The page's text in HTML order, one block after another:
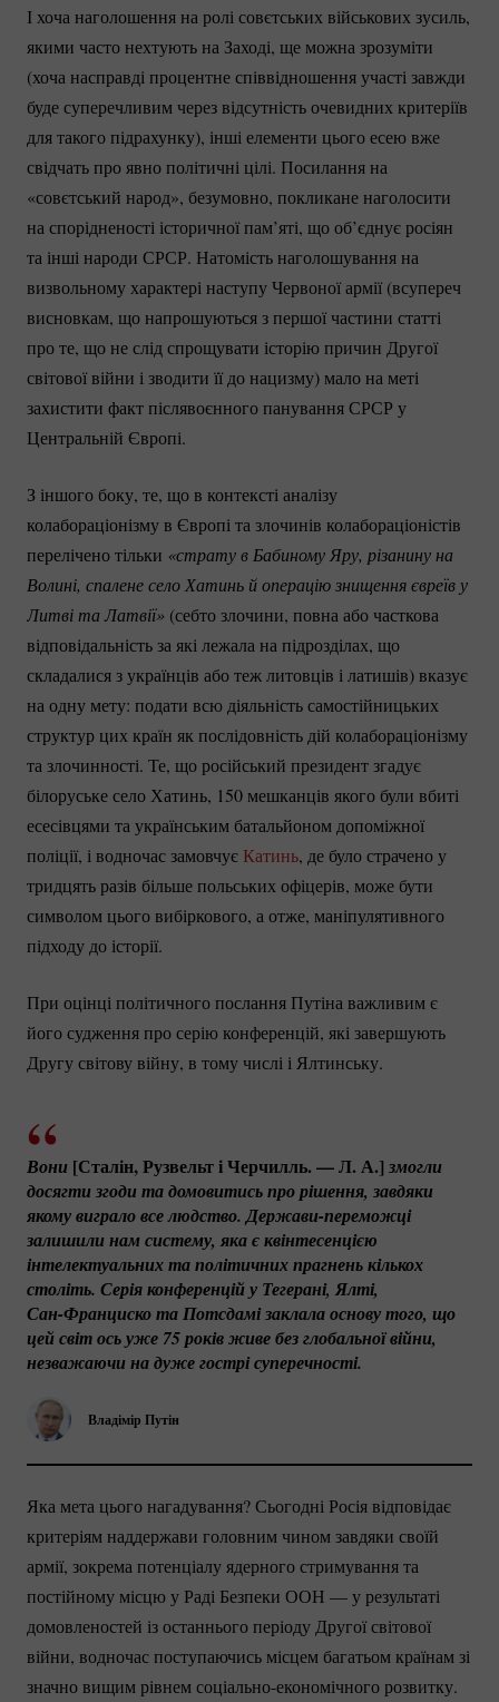
І хоча наголошення на ролі совєтських військових зусиль,
якими часто нехтують на Заході, ще можна зрозуміти
(хоча насправді процентне співвідношення участі завжди
буде суперечливим через відсутність очевидних критеріїв
для такого підрахунку), інші елементи цього есею вже
свідчать про явно політичні цілі. Посилання на
«совєтський народ», безумовно, покликане наголосити
на спорідненості історичної пам’яті, що об’єднує росіян
та інші народи СРСР. Натомість наголошування на
визвольному характері наступу Червоної армії (всупереч
висновкам, що напрошуються з першої частини статті
про те, що не слід спрощувати історію причин Другої
світової війни і зводити її до нацизму) мало на меті
захистити факт післявоєнного панування СРСР у
Центральній Європі.
З іншого боку, те, що в контексті аналізу
колабораціонізму в Європі та злочинів колабораціоністів
перелічено тільки «страту в Бабиному Яру, різанину на
Волині, спалене село Хатинь й операцію знищення євреїв у
Литві та Латвії» (себто злочини, повна або часткова
відповідальність за які лежала на підрозділах, що
складалися з українців або теж литовців і латишів) вказує
на одну мету: подати всю діяльність самостійницьких
структур цих країн як послідовність дій колабораціонізму
та злочинності. Те, що російський президент згадує
білоруське село Хатинь, 150 мешканців якого були вбиті
есесівцями та українським батальйоном допоміжної
поліції, і водночас замовчує Катинь, де було страчено у
тридцять разів більше польських офіцерів, може бути
символом цього вибіркового, а отже, маніпулятивного
підходу до історії.
При оцінці політичного послання Путіна важливим є
його судження про серію конференцій, які завершують
Другу світову війну, в тому числі і Ялтинську.
Владімір Путін
Вони [Сталін, Рузвельт і Черчилль. — Л. А.] змогли
досягти згоди та домовитись про рішення, завдяки
якому виграло все людство. Держави-переможці
залишили нам систему, яка є квінтесенцією
інтелектуальних та політичних прагнень кількох
Сан-Франциско та Потсдамі заклала основу того, що
цей світ ось уже 75 років живе без глобальної війни,
незважаючи на дуже гострі суперечності.
Яка мета цього нагадування? Сьогодні Росія відповідає
критеріям наддержави головним чином завдяки своїй
армії, зокрема потенціалу ядерного стримування та
постійному місцю у Раді Безпеки ООН — у результаті
домовленостей із останнього періоду Другої світової
війни, водночас поступаючись місцем багатьом країнам зі
значно вищим рівнемсоціально-економічного розвитку.